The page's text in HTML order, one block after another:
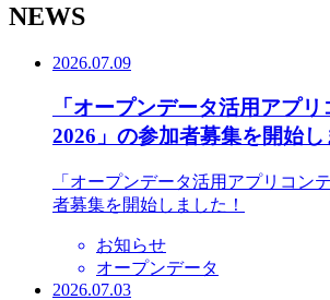
NEWS
2026.07.09
「オープンデータ活用アプリ
2026」の参加者募集を開始し
「オープンデータ活用アプリコン
者募集を開始しました！
お知らせ
オープンデータ
2026.07.03